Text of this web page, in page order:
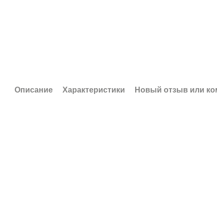
Описание Характеристики Новый отзыв или